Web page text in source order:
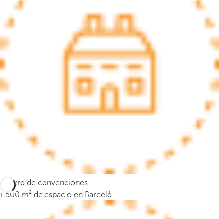
e
m
u
e
v
e
a
a
Centro de convenciones
1.500 m² de espacio en Barceló